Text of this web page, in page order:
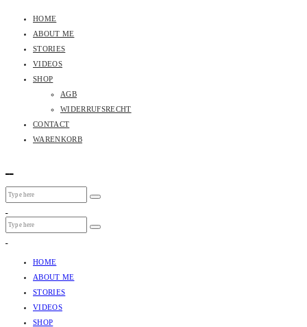
HOME
ABOUT ME
STORIES
VIDEOS
SHOP
AGB
WIDERRUFSRECHT
CONTACT
WARENKORB
HOME
ABOUT ME
STORIES
VIDEOS
SHOP